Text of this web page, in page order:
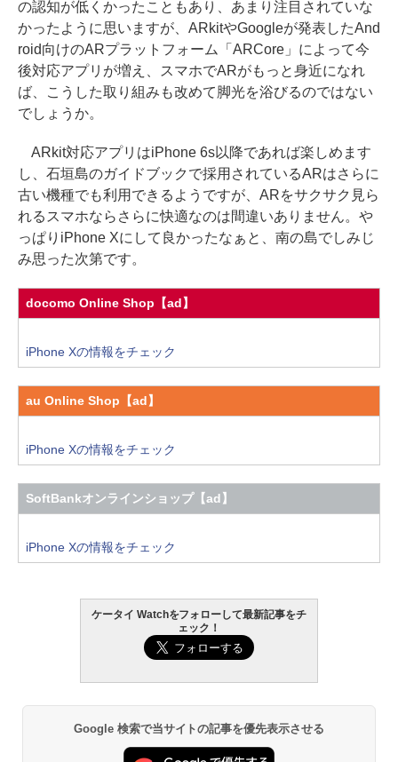
の認知が低くかったこともあり、あまり注目されていな
かったように思いますが、ARkitやGoogleが発表したAnd
roid向けのARプラットフォーム「ARCore」によって今
後対応アプリが増え、スマホでARがもっと身近になれ
ば、こうした取り組みも改めて脚光を浴びるのではない
でしょうか。
ARkit対応アプリはiPhone 6s以降であれば楽しめます
し、石垣島のガイドブックで採用されているARはさらに
古い機種でも利用できるようですが、ARをサクサク見ら
れるスマホならさらに快適なのは間違いありません。や
っぱりiPhone Xにして良かったなぁと、南の島でしみじ
み思った次第です。
docomo Online Shop【ad】
iPhone Xの情報をチェック
au Online Shop【ad】
iPhone Xの情報をチェック
SoftBankオンラインショップ【ad】
iPhone Xの情報をチェック
ケータイ Watchをフォローして最新記事をチ
ェック！
Google 検索で当サイトの記事を優先表示させる